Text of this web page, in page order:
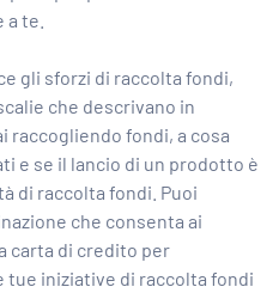
te.
gli sforzi di raccolta fondi,
che descrivano in
raccogliendo fondi, a cosa
e se il lancio di un prodotto è
di raccolta fondi. Puoi
che consenta ai
carta di credito per
iniziative di raccolta fondi